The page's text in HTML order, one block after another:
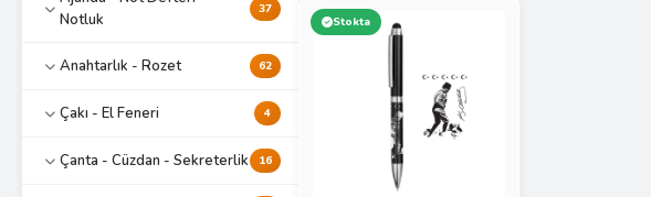
Notluk
37
Anahtarlık - Rozet 62
Çakı - El Feneri 4
Çanta - Cüzdan - Sekreterlik 16
Stokta